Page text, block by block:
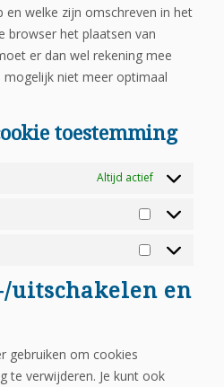
en welke zijn omschreven in het
browser het plaatsen van
er dan wel rekening mee
niet meer optimaal
toestemming
Altijd actief
Statistieken
Marketing
uitschakelen en
gebruiken om cookies
te verwijderen. Je kunt ook